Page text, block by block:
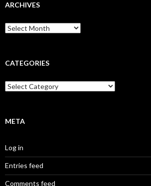
ARCHIVES
Archives
CATEGORIES
Categories
META
Log in
Entries feed
Comments feed